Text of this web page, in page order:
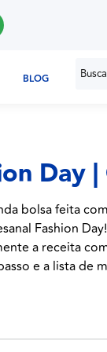
BLOG
Day
bolsa feita
Fashion
a receita
e a lista de